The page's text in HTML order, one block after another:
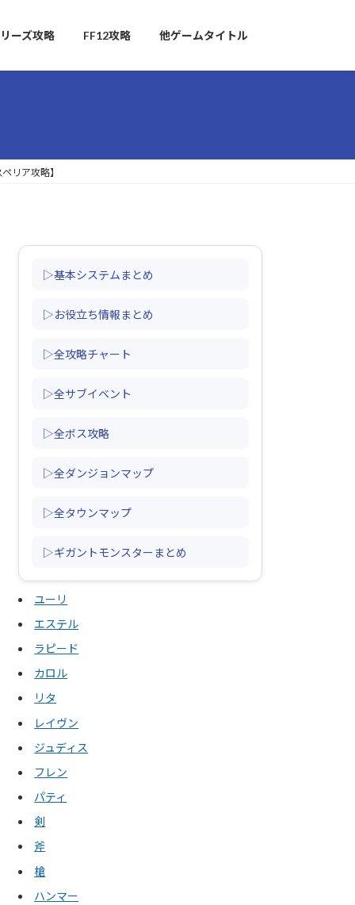
ーズ攻略 FF12攻略 他ゲームタイトル
リア攻略】
▷基本システムまとめ
▷お役立ち情報まとめ
▷全攻略チャート
▷全サブイベント
▷全ボス攻略
▷全ダンジョンマップ
▷全タウンマップ
▷ギガントモンスターまとめ
ユーリ
エステル
ラピード
カロル
リタ
レイヴン
ジュディス
フレン
パティ
剣
斧
槍
ハンマー